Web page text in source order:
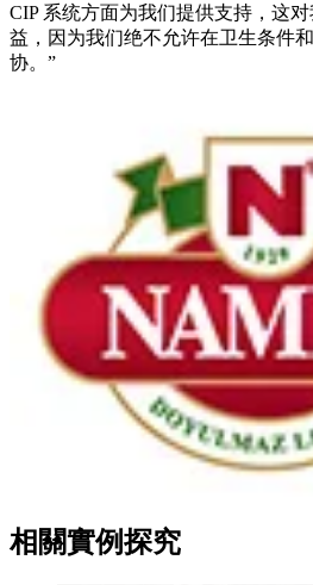
CIP 系统方面为我们提供支持，这
益，因为我们绝不允许在卫生条件
协。”
相關實例探究